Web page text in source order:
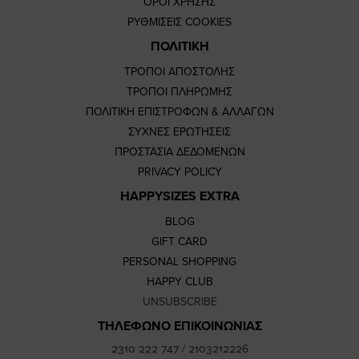
ΡΥΘΜΙΣΕΙΣ COOKIES
ΠΟΛΙΤΙΚΗ
ΤΡΟΠΟΙ ΑΠΟΣΤΟΛΗΣ
ΤΡΟΠΟΙ ΠΛΗΡΩΜΗΣ
ΠΟΛΙΤΙΚΗ ΕΠΙΣΤΡΟΦΩΝ & ΑΛΛΑΓΩΝ
ΣΥΧΝΕΣ ΕΡΩΤΗΣΕΙΣ
ΠΡΟΣΤΑΣΙΑ ΔΕΔΟΜΕΝΩΝ
PRIVACY POLICY
HAPPYSIZES EXTRA
BLOG
GIFT CARD
PERSONAL SHOPPING
HAPPY CLUB
UNSUBSCRIBE
ΤΗΛΕΦΩΝΟ ΕΠΙΚΟΙΝΩΝΙΑΣ
2310 222 747/ 2103212226